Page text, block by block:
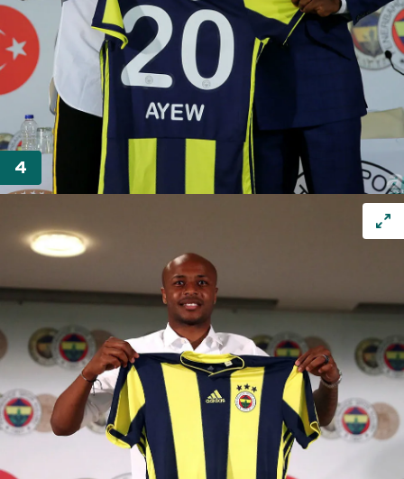
gösterilmeyecektir."
Sizlere daha iyi bir hizmet sunabilmek için İnternet
Sitemizde kendimize ve üçüncü kişilere ait çerezler
kullanılmaktadır. Bu çerezler vasıtasıyla çeşitli kişisel
verileriniz işlenmekte olup gerekli olan çerezler bilgi
toplumu hizmetlerinin sunulması amacıyla
kullanılmaktadır. Diğer çerezler, sitemizin daha işlevsel
kılınması ve kişiselleştirilmesi ve sizlere yönelik
sınırlı olarak açık rızanız dahilinde kullanılacaktır.
Çerezlere ilişkin tercihlerinizi aşağıda yer alan panel
vasıtasıyla belirleyebilirsiniz. Çerezlere ilişkin detaylı bilgi
için Ayarlar butonuna tıklayabilir,
Metnimiziziyaret edebilirsiniz.
6698 sayılı Kişisel Verilerin Korunması Kanunu uyarınca
hazırlanmış Aydınlatma Metnimizi okumak ve sitemizde
ilgili mevzuata uygun olarak kullanılan çerezlerle ilgili bilgi
almak için lütfentıklayınız